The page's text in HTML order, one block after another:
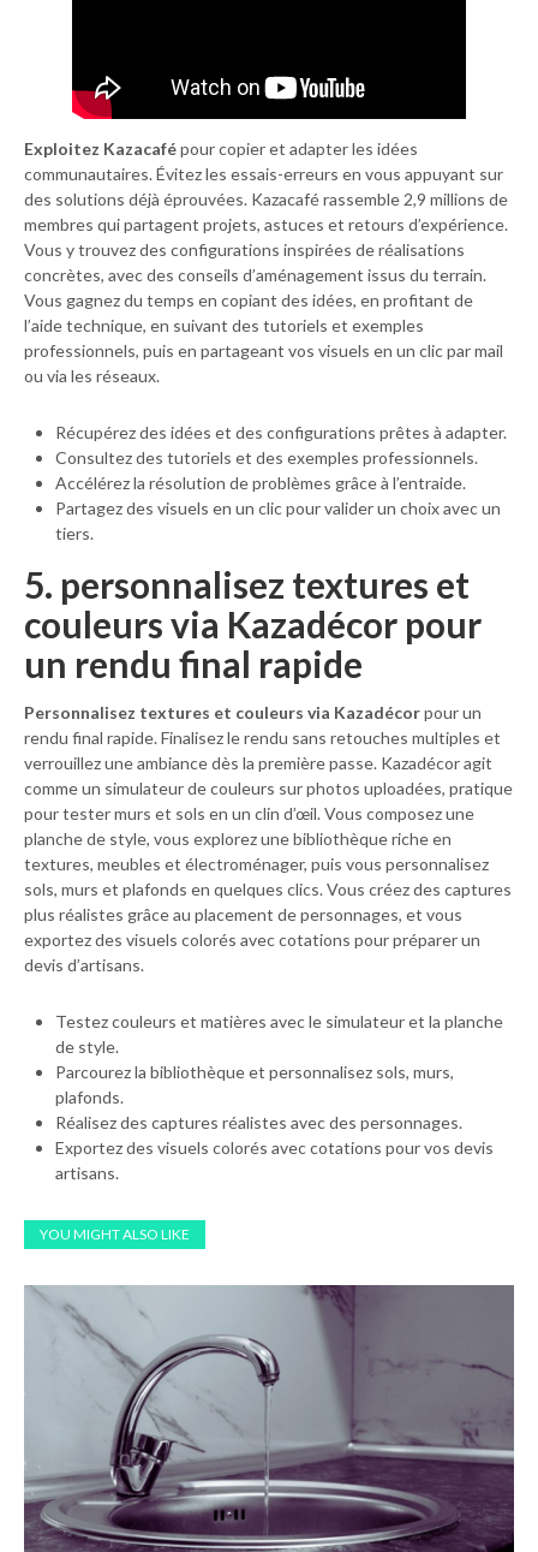
Exploitez Kazacafépour copier et adapter les idées
communautaires. Évitez les essais-erreurs en vous appuyant sur
des solutions déjà éprouvées. Kazacafé rassemble 2,9 millions de
membres qui partagent projets, astuces et retours d’expérience.
Vous y trouvez des configurations inspirées de réalisations
concrètes, avec des conseils d’aménagement issus du terrain.
Vous gagnez du temps en copiant des idées, en profitant de
l’aide technique, en suivant des tutoriels et exemples
professionnels, puis en partageant vos visuels en un clic par mail
ou via les réseaux.
Récupérez des idées et des configurations prêtes à adapter.
Consultez des tutoriels et des exemples professionnels.
Accélérez la résolution de problèmes grâce à l’entraide.
Partagez des visuels en un clic pour valider un choix avec un
tiers.
5. personnalisez textures et
couleurs via Kazadécor pour
un rendu final rapide
Personnalisez textures et couleurs via Kazadécorpour un
rendu final rapide. Finalisez le rendu sans retouches multiples et
verrouillez une ambiance dès la première passe. Kazadécor agit
comme un simulateur de couleurs sur photos uploadées, pratique
pour tester murs et sols en un clin d’œil. Vous composez une
planche de style, vous explorez une bibliothèque riche en
textures, meubles et électroménager, puis vous personnalisez
sols, murs et plafonds en quelques clics. Vous créez des captures
plus réalistes grâce au placement de personnages, et vous
exportez des visuels colorés avec cotations pour préparer un
devis d’artisans.
Testez couleurs et matières avec le simulateur et la planche
de style.
Parcourez la bibliothèque et personnalisez sols, murs,
plafonds.
Réalisez des captures réalistes avec des personnages.
Exportez des visuels colorés avec cotations pour vos devis
artisans.
YOU MIGHT ALSO LIKE